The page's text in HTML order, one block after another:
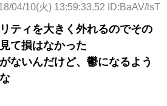
04/10(火) 13:59:33.52 ID:BaAV/lsT
ティを大きく外れるのでその
て損はなかった
ないんだけど、鬱になるよう